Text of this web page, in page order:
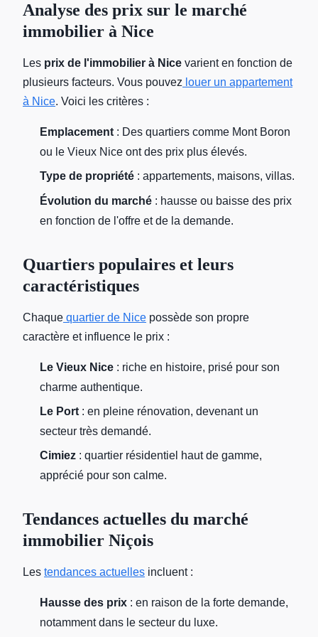
Analyse des prix sur le marché
immobilier à Nice
Les prix de l'immobilier à Nice varient en fonction de
plusieurs facteurs. Vous pouvez louer un appartement
à Nice. Voici les critères :
Emplacement : Des quartiers comme Mont Boron
ou le Vieux Nice ont des prix plus élevés.
Type de propriété : appartements, maisons, villas.
Évolution du marché : hausse ou baisse des prix
en fonction de l'offre et de la demande.
Quartiers populaires et leurs
caractéristiques
Chaque quartier de Nice possède son propre
caractère et influence le prix :
Le Vieux Nice : riche en histoire, prisé pour son
charme authentique.
Le Port : en pleine rénovation, devenant un
secteur très demandé.
Cimiez : quartier résidentiel haut de gamme,
apprécié pour son calme.
Tendances actuelles du marché
immobilier Niçois
Les tendances actuelles incluent :
Hausse des prix : en raison de la forte demande,
notamment dans le secteur du luxe.